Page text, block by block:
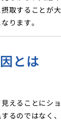
取することが
ります。
とは
えることにシ
るのではなく